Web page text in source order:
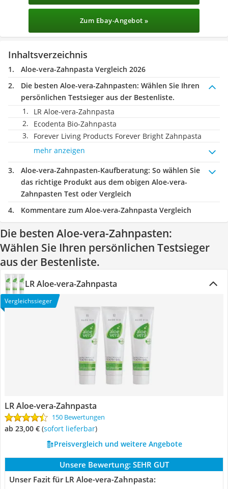
Zum Ebay-Angebot »
Inhaltsverzeichnis
Aloe-vera-Zahnpasta Vergleich 2026
Die besten Aloe-vera-Zahnpasten: Wählen Sie Ihren
persönlichen Testsieger aus der Bestenliste.
LR Aloe-vera-Zahnpasta
Ecodenta Bio-Zahnpasta
Forever Living Products Forever Bright Zahnpasta
mehr anzeigen
Aloe-vera-Zahnpasten-Kaufberatung: So wählen Sie
das richtige Produkt aus dem obigen Aloe-vera-
Zahnpasten Test oder Vergleich
Kommentare zum Aloe-vera-Zahnpasta Vergleich
Die besten Aloe-vera-Zahnpasten:
Wählen Sie Ihren persönlichen Testsieger
aus der Bestenliste.
LR Aloe-vera-Zahnpasta
Vergleichssieger
LR Aloe-vera-Zahnpasta
150 Bewertungen
ab 23,00 € ( Sofort lieferbar)
Preisvergleich und weitere Angebote
Unsere Bewertung: SEHR GUT
Unser Fazit für LR Aloe-vera-Zahnpasta: